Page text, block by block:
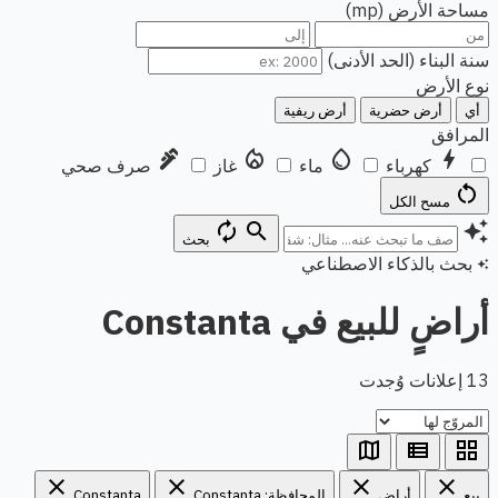
مساحة الأرض (mp)
سنة البناء (الحد الأدنى)
نوع الأرض
أي أرض حضرية أرض ريفية
المرافق
bolt كهرباء water_drop ماء local_fire_department غاز plumbing صرف صحي
restart_alt
auto_awesome
search
autorenew بحث
auto_awesome بحث بالذكاء الاصطناعي
أراضٍ للبيع في Constanta
13 إعلانات وُجدت
grid_view
view_list
map
close
close
close
close